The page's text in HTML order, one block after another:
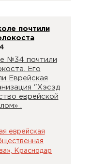
почтили
№34 почтили
Его
Еврейская
"Хэсэд
еврейской
.
еврейская
Краснодар